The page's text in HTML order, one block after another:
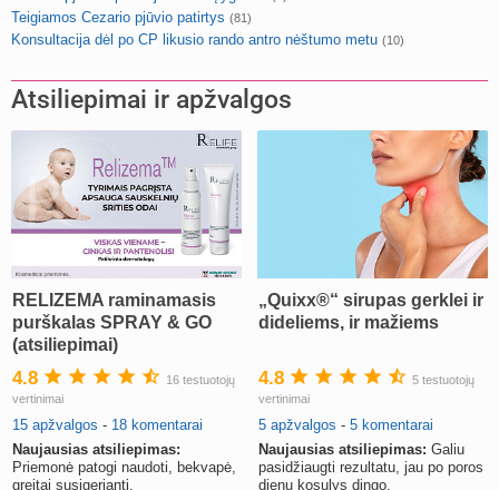
Teigiamos Cezario pjūvio patirtys (81)
Konsultacija dėl po CP likusio rando antro nėštumo metu (10)
Atsiliepimai ir apžvalgos
RELIZEMA raminamasis
purškalas SPRAY & GO
(atsiliepimai)
4.8
16 testuotojų
vertinimai
15 apžvalgos - 18 komentarai
Naujausias atsiliepimas:
Priemonė patogi naudoti, bekvapė,
greitai susigerianti.
„Quixx®“ sirupas gerklei ir
dideliems, ir mažiems
4.8
5 testuotojų
vertinimai
5 apžvalgos - 5 komentarai
Naujausias atsiliepimas: Galiu
pasidžiaugti rezultatu, jau po poros
dienų kosulys dingo.